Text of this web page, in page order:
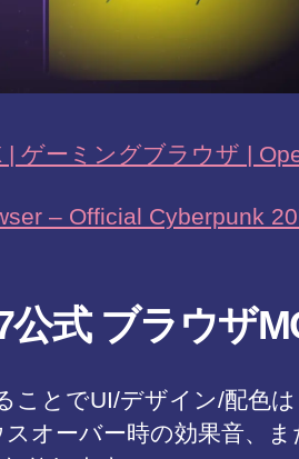
| ゲーミングブラウザ |
– Official Cyberpunk
式 ブラウザ
ことでUI/デザイン/配色は
オーバー時の効果音、ま